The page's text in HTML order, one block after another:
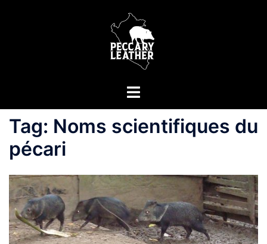
Ouvrir/fermer
menu
Tag: Noms scientifiques du
pécari